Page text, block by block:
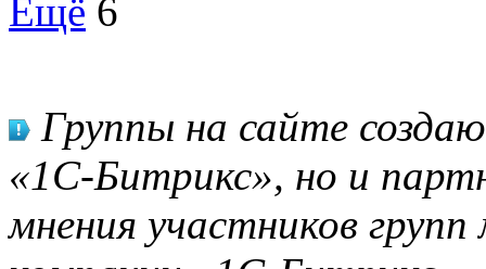
Ещё 6
Группы на сайте
«1С-Битрикс», но и
мнения участников